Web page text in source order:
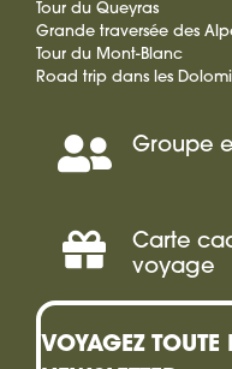
Tour du Queyras
Grande traversée des
Tour du Mont-Blanc
Road trip dans les
Groupe
Carte
voyage
Offrir
une
VOYAGEZ